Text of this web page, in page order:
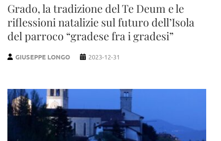
Grado, la tradizione del Te Deum e le
riflessioni natalizie sul futuro dell’Isola
del parroco “gradese fra i gradesi”
GIUSEPPE LONGO 2023-12-31